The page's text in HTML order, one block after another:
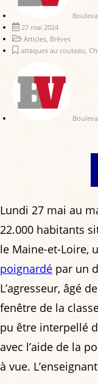
27 mai 2024
Articles, Brèves
attaques au couteau,
Lundi 27 mai au
22.000 habitants
le Maine-et-Loire,
poignardé par un
L’agresseur, âgé
fenêtre de la
pu être interpellé
avec l’aide de la
à vue.